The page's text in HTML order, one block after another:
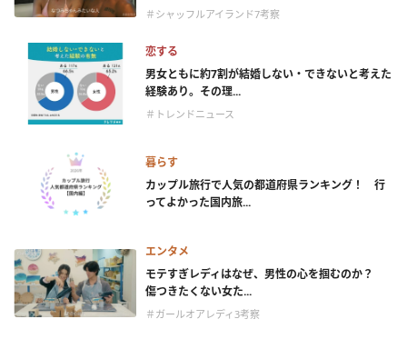
＃シャッフルアイランド7考察
恋する
男女ともに約7割が結婚しない・できないと考えた
経験あり。その理...
＃トレンドニュース
暮らす
カップル旅行で人気の都道府県ランキング！ 行
ってよかった国内旅...
エンタメ
モテすぎレディはなぜ、男性の心を掴むのか？
傷つきたくない女た...
＃ガールオアレディ3考察